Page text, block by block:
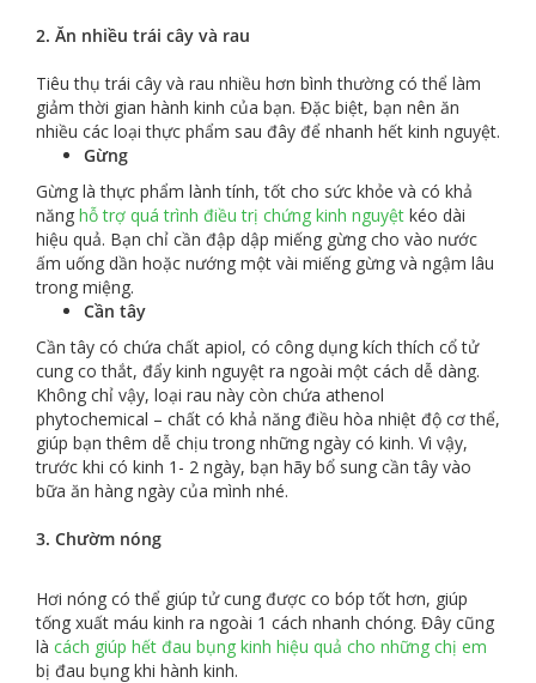
2. Ăn nhiều trái cây và rau
Tiêu thụ trái cây và rau nhiều hơn bình thường có thể làm
giảm thời gian hành kinh của bạn. Đặc biệt, bạn nên ăn
nhiều các loại thực phẩm sau đây để nhanh hết kinh nguyệt.
Gừng
Gừng là thực phẩm lành tính, tốt cho sức khỏe và có khả
năng hỗ trợ quá trình điều trị chứng kinh nguyệt kéo dài
hiệu quả. Bạn chỉ cần đập dập miếng gừng cho vào nước
ấm uống dần hoặc nướng một vài miếng gừng và ngậm lâu
trong miệng.
Cần tây
Cần tây có chứa chất apiol, có công dụng kích thích cổ tử
cung co thắt, đẩy kinh nguyệt ra ngoài một cách dễ dàng.
Không chỉ vậy, loại rau này còn chứa athenol
phytochemical – chất có khả năng điều hòa nhiệt độ cơ thể,
giúp bạn thêm dễ chịu trong những ngày có kinh. Vì vậy,
trước khi có kinh 1- 2 ngày, bạn hãy bổ sung cần tây vào
bữa ăn hàng ngày của mình nhé.
3. Chườm nóng
Hơi nóng có thể giúp tử cung được co bóp tốt hơn, giúp
tống xuất máu kinh ra ngoài 1 cách nhanh chóng. Đây cũng
là cách giúp hết đau bụng kinh hiệu quả cho những chị em
bị đau bụng khi hành kinh.